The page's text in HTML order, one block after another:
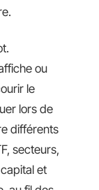
ou
le
lors de
différents
secteurs,
et